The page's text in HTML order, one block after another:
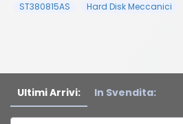
ST380815AS
Hard Disk Meccanici
Ultimi Arrivi: In Svendita: